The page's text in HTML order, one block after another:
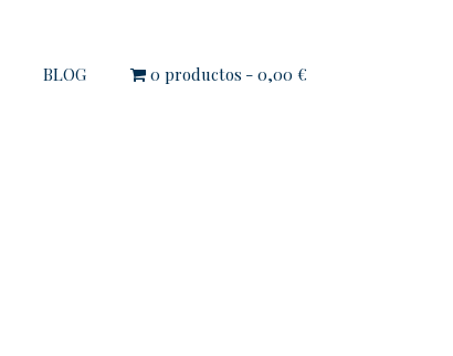
BLOG 0 productos 0,00 €